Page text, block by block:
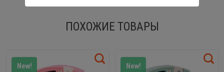
ПОХОЖИЕ ТОВАРЫ
New! New!